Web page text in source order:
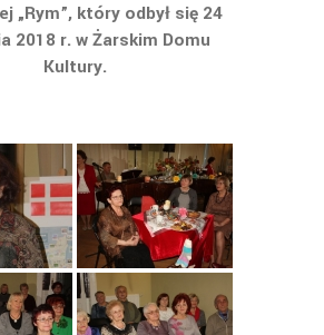
„Rym”, który odbył się 24
2018 r. w Żarskim Domu
Kultury.